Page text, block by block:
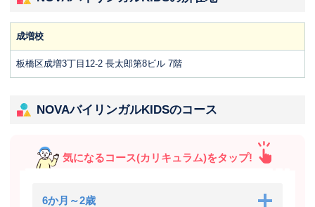
成増校
板橋区成増3丁目12-2 長太郎第8ビル 7階
NOVAバイリンガルKIDSのコース
気になるコース(カリキュラム)をタップ!
6か月～2歳